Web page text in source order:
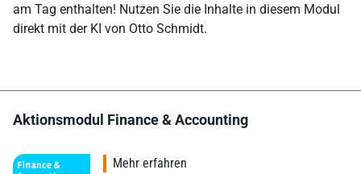
am Tag enthalten! Nutzen Sie die Inhalte in diesem Modul
direkt mit der KI von Otto Schmidt.
Aktionsmodul Finance & Accounting
Mehr erfahren